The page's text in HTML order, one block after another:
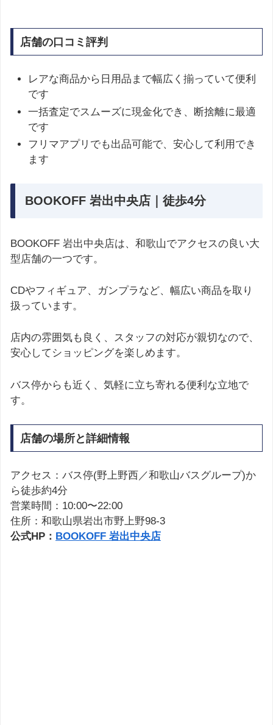
店舗の口コミ評判
レアな商品から日用品まで幅広く揃っていて便利
です
一括査定でスムーズに現金化でき、断捨離に最適
です
フリマアプリでも出品可能で、安心して利用でき
ます
BOOKOFF 岩出中央店｜徒歩4分
BOOKOFF 岩出中央店は、和歌山でアクセスの良い大
型店舗の一つです。
CDやフィギュア、ガンプラなど、幅広い商品を取り
扱っています。
店内の雰囲気も良く、スタッフの対応が親切なので、
安心してショッピングを楽しめます。
バス停からも近く、気軽に立ち寄れる便利な立地で
す。
店舗の場所と詳細情報
アクセス：バス停(野上野西／和歌山バスグループ)か
ら徒歩約4分
営業時間：10:00〜22:00
住所：和歌山県岩出市野上野98-3
公式HP： BOOKOFF 岩出中央店